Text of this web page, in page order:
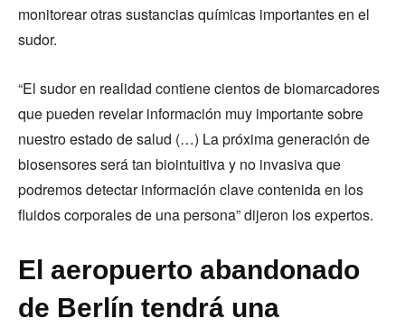
monitorear otras sustancias químicas importantes en el
sudor.
“El sudor en realidad contiene cientos de biomarcadores
que pueden revelar información muy importante sobre
nuestro estado de salud (…) La próxima generación de
biosensores será tan biointuitiva y no invasiva que
podremos detectar información clave contenida en los
fluidos corporales de una persona” dijeron los expertos.
El aeropuerto abandonado
de Berlín tendrá una